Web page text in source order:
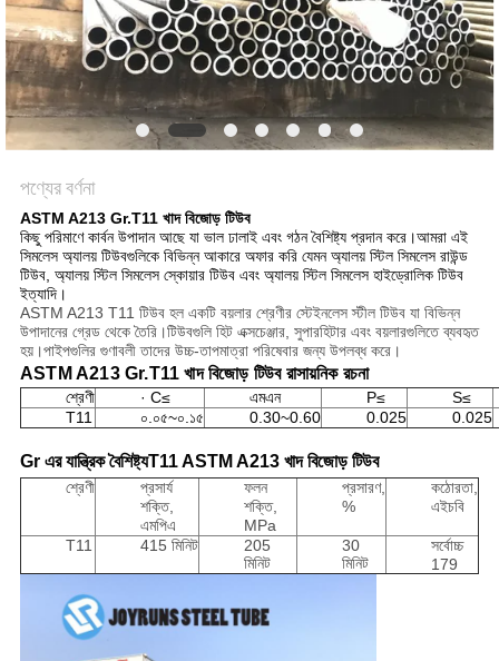
পণ্যের বর্ণনা
ASTM A213 Gr.T11 খাদ বিজোড় টিউব
কিছু পরিমাণে কার্বন উপাদান আছে যা ভাল ঢালাই এবং গঠন বৈশিষ্ট্য প্রদান করে।আমরা এই
সিমলেস অ্যালয় টিউবগুলিকে বিভিন্ন আকারে অফার করি যেমন অ্যালয় স্টিল সিমলেস রাউন্ড
টিউব, অ্যালয় স্টিল সিমলেস স্কোয়ার টিউব এবং অ্যালয় স্টিল সিমলেস হাইড্রোলিক টিউব
ইত্যাদি।
ASTM A213 T11 টিউব হল একটি বয়লার শ্রেণীর স্টেইনলেস স্টীল টিউব যা বিভিন্ন
উপাদানের গ্রেড থেকে তৈরি।টিউবগুলি হিট এক্সচেঞ্জার, সুপারহিটার এবং বয়লারগুলিতে ব্যবহৃত
হয়।পাইপগুলির গুণাবলী তাদের উচ্চ-তাপমাত্রা পরিষেবার জন্য উপলব্ধ করে।
ASTM A213 Gr.T11 খাদ বিজোড় টিউব রাসায়নিক রচনা
শ্রেণী · C≤ এমএন P≤
S≤
T11
০.০৫~০.১৫ 0.30~0.60 0.025 0.025
Gr এর যান্ত্রিক বৈশিষ্ট্যT11 ASTM A213 খাদ বিজোড় টিউব
শ্রেণী
প্রসার্য
শক্তি,
এমপিএ
ফলন
শক্তি,
MPa
প্রসারণ,
%
কঠোরতা,
এইচবি
T11 415 মিনিট
205
মিনিট
30
মিনিট
সর্বোচ্চ
179